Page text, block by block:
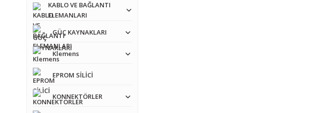
KABLO VE BAĞLANTI
ELEMANLARI
GÜÇ KAYNAKLARI
Klemens
EPROM SİLİCİ
KONNEKTÖRLER